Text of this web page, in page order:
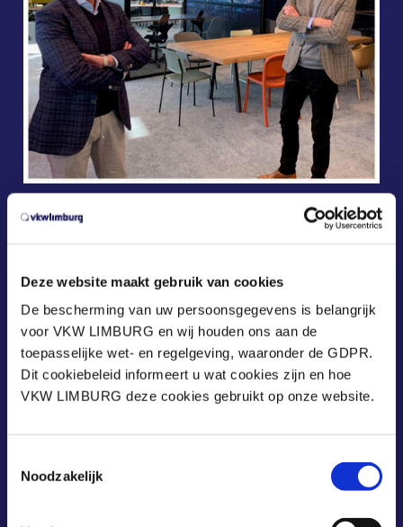
Deze website maakt gebruik van cookies
De bescherming van uw persoonsgegevens is belangrijk
voor VKW LIMBURG en wij houden ons aan de
toepasselijke wet- en regelgeving, waaronder de GDPR.
Dit cookiebeleid informeert u wat cookies zijn en hoe
VKW LIMBURG deze cookies gebruikt op onze website.
Noodzakelijk
Pami richtte al 3000 thuiswerkplekken in op vraag